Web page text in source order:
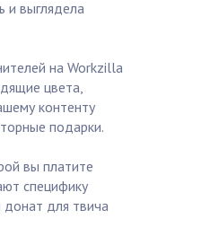
и выглядела
на Workzilla
цвета,
контенту
подарки.
вы платите
специфику
донат для твича